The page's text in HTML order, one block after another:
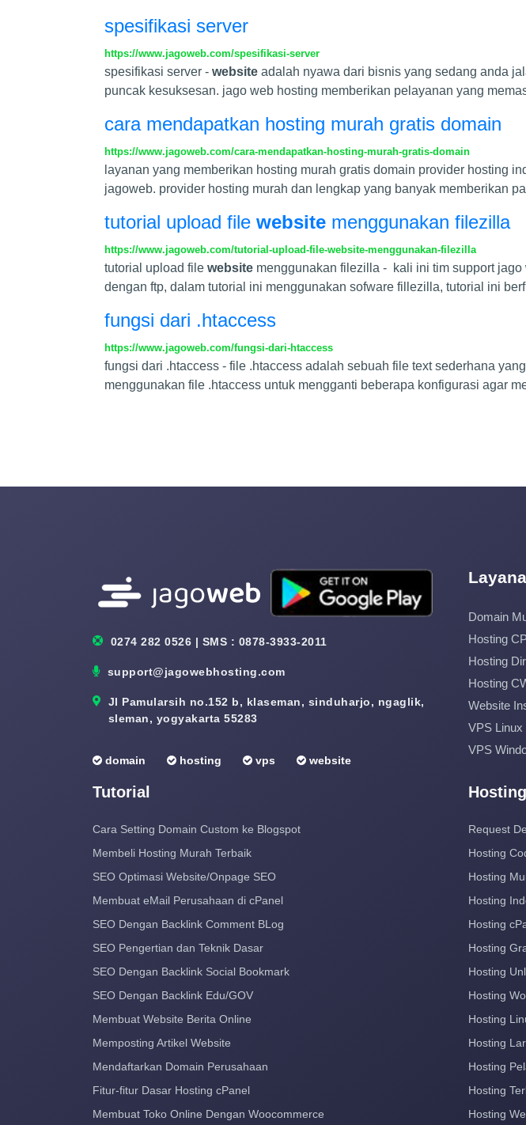
spesifikasi server
https://www.jagoweb.com/spesifikasi-server
spesifikasi server - website adalah nyawa dari bisnis yang sedang anda
puncak kesuksesan. jago web hosting memberikan pelayanan yang
cara mendapatkan hosting murah gratis domain
https://www.jagoweb.com/cara-mendapatkan-hosting-murah-gratis-domain
layanan yang memberikan hosting murah gratis domain provider hosting
jagoweb. provider hosting murah dan lengkap yang banyak memberikan
tutorial upload file website menggunakan filezilla
https://www.jagoweb.com/tutorial-upload-file-website-menggunakan-filezilla
tutorial upload file website menggunakan filezilla - kali ini tim support
dengan ftp, dalam tutorial ini menggunakan sofware fillezilla, tutorial ini
fungsi dari .htaccess
https://www.jagoweb.com/fungsi-dari-htaccess
fungsi dari .htaccess - file .htaccess adalah sebuah file text sederhana
menggunakan file .htaccess untuk mengganti beberapa konfigurasi agar
0274 282 0526 | SMS : 0878-3933-2011
support@jagowebhosting.com
Jl Pamularsih no.152 b, klaseman, sinduharjo, ngaglik,
sleman, yogyakarta 55283
domain hosting vps website
Domain
Hosting
Hosting
Hosting
Website
VPS Linux
VPS
Tutorial
Cara Setting Domain Custom ke Blogspot
Membeli Hosting Murah Terbaik
SEO Optimasi Website/Onpage SEO
Membuat eMail Perusahaan di cPanel
SEO Dengan Backlink Comment BLog
SEO Pengertian dan Teknik Dasar
SEO Dengan Backlink Social Bookmark
SEO Dengan Backlink Edu/GOV
Membuat Website Berita Online
Memposting Artikel Website
Mendaftarkan Domain Perusahaan
Fitur-fitur Dasar Hosting cPanel
Membuat Toko Online Dengan Woocommerce
Hosting
Request
Hosting
Hosting
Hosting
Hosting
Hosting
Hosting
Hosting
Hosting
Hosting
Hosting
Hosting
Hosting